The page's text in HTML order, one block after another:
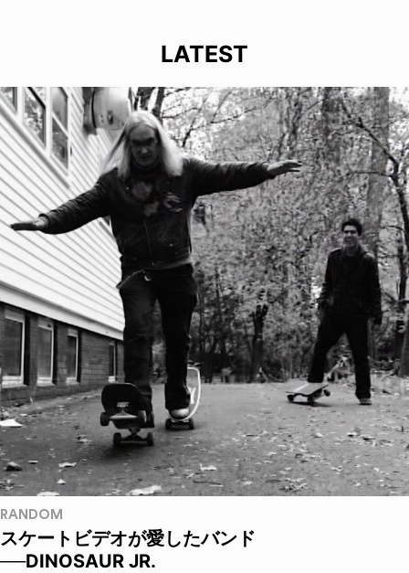
LATEST
RANDOM
スケートビデオが愛したバンド
──DINOSAUR JR.